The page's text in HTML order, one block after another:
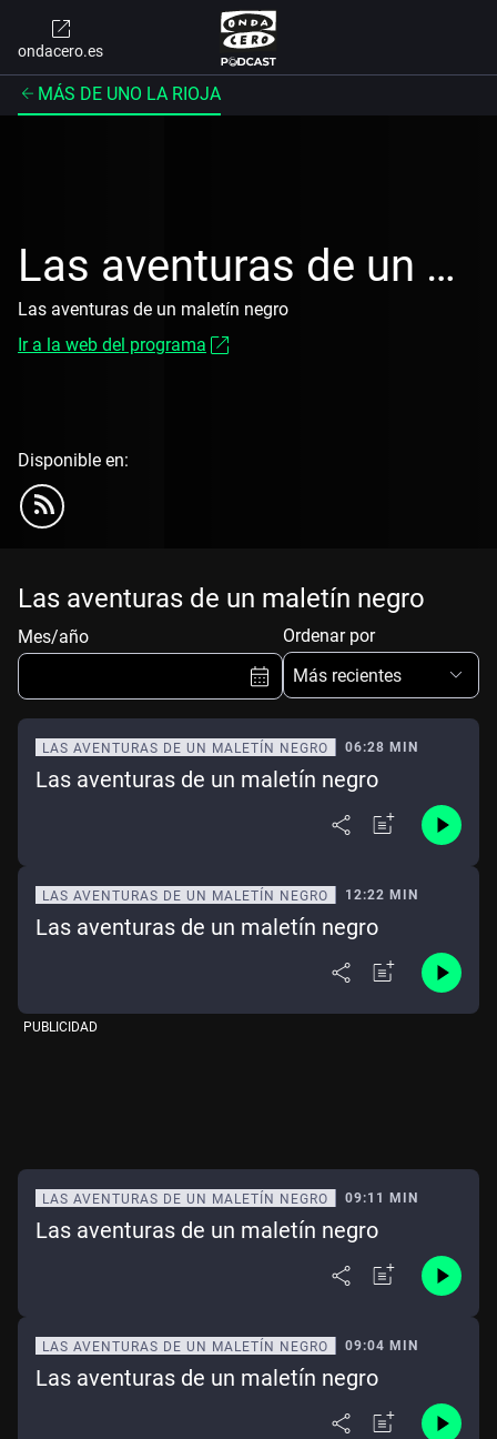
ondacero.es
MÁS DE UNO LA RIOJA
Las aventuras de un maletín negro
Las aventuras de un maletín negro
Ir a la web del programa
Disponible en:
Las aventuras de un maletín negro
Mes/año
Sep Oct Nov Dic
Ordenar por
Más recientes
LAS AVENTURAS DE UN MALETÍN NEGRO 06:28 MIN
Las aventuras de un maletín negro
LAS AVENTURAS DE UN MALETÍN NEGRO 12:22 MIN
Las aventuras de un maletín negro
PUBLICIDAD
LAS AVENTURAS DE UN MALETÍN NEGRO 09:11 MIN
Las aventuras de un maletín negro
LAS AVENTURAS DE UN MALETÍN NEGRO 09:04 MIN
Las aventuras de un maletín negro